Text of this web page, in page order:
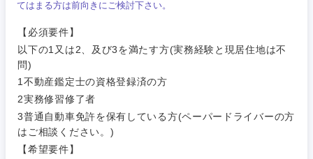
てはまる方は前向きにご検討下さい。
【必須要件】
以下の1又は2、及び3を満たす方(実務経験と現居住地は不
問)
1不動産鑑定士の資格登録済の方
2実務修習修了者
3普通自動車免許を保有している方(ペーパードライバーの方
はご相談ください。)
【希望要件】
営業
クリエイ
ティブ
コンサル
その他企画業務
サービス
クリエイティブ
コンサルタント
専門職
技術職（IT）、Webサービス・制作、ゲーム
建設・不動産
倉庫・運輸・物流
外資系企業 英語を活かす
転勤なし